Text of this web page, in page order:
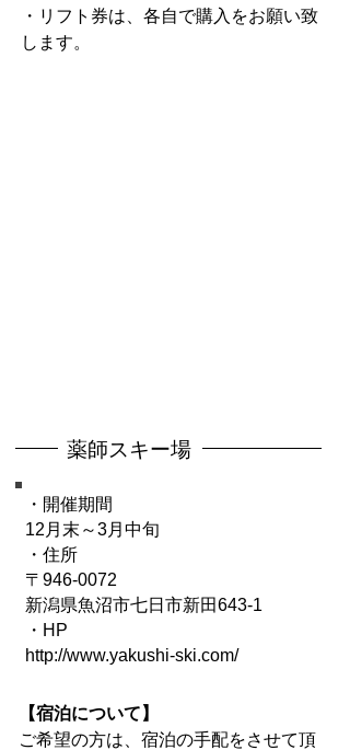
・リフト券は、各自で購入をお願い致
します。
薬師スキー場
・開催期間
12月末～3月中旬
・住所
〒946-0072
新潟県魚沼市七日市新田643-1
​・HP
http://www.yakushi-ski.com/
【宿泊について】
ご希望の方は、宿泊の手配をさせて頂